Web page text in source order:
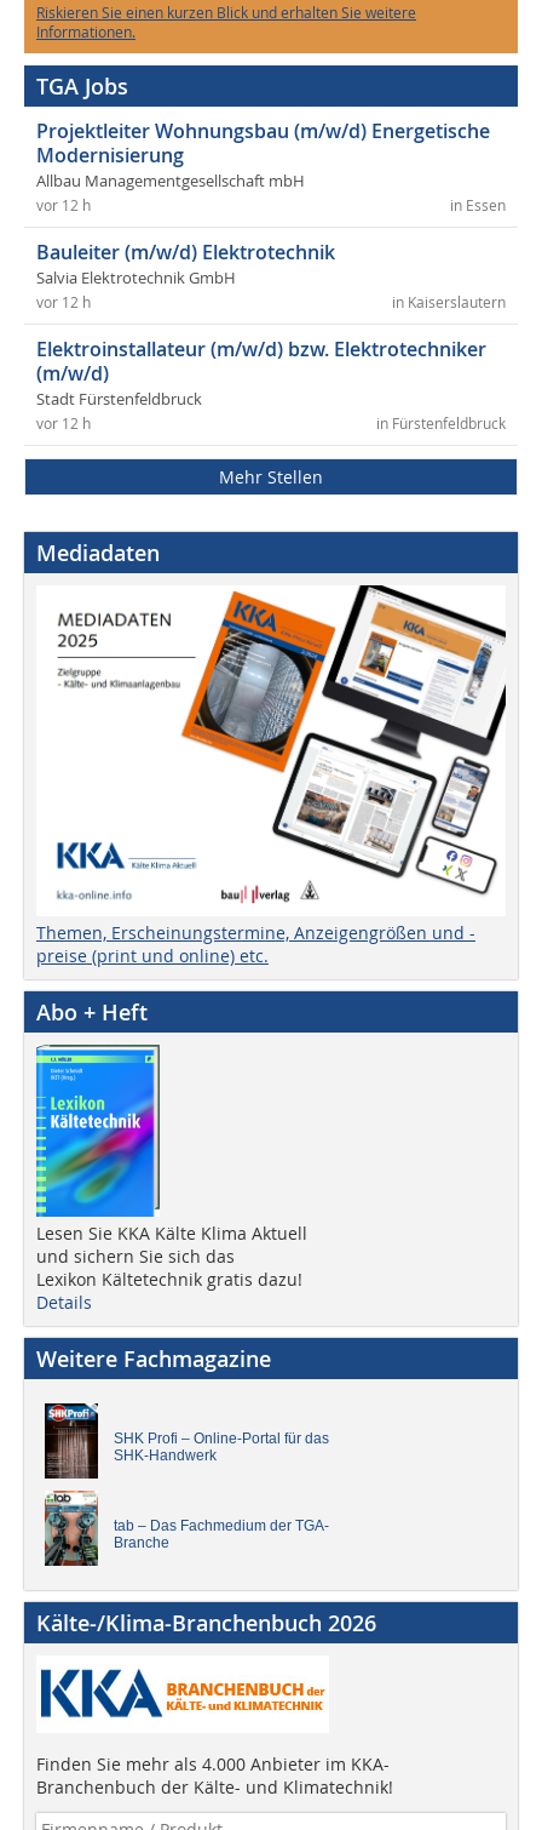
Riskieren Sie einen kurzen Blick und erhalten Sie weitere
Informationen.
TGA Jobs
Projektleiter Wohnungsbau (m/w/d) Energetische
Modernisierung
Allbau Managementgesellschaft mbH
in Essen
vor 12 h
Bauleiter (m/w/d) Elektrotechnik
Salvia Elektrotechnik GmbH
in Kaiserslautern
vor 12 h
Elektroinstallateur (m/w/d) bzw. Elektrotechniker
(m/w/d)
Stadt Fürstenfeldbruck
in Fürstenfeldbruck
vor 12 h
Mehr Stellen
Mediadaten
Themen, Erscheinungstermine, Anzeigengrößen und -
preise (print und online) etc.
Abo + Heft
Lesen Sie KKA Kälte Klima Aktuell
und sichern Sie sich das
Lexikon Kältetechnik gratis dazu!
Details
Weitere Fachmagazine
SHK Profi – Online-Portal für das
SHK-Handwerk
tab – Das Fachmedium der TGA-
Branche
Kälte-/Klima-Branchenbuch 2026
Finden Sie mehr als 4.000 Anbieter im KKA-
Branchenbuch der Kälte- und Klimatechnik!